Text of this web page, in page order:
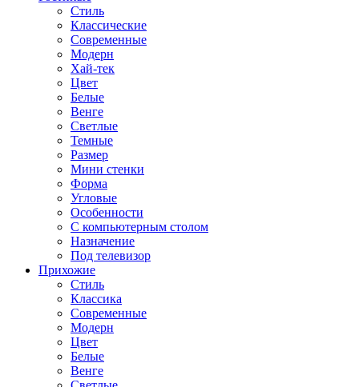
Стиль
Классические
Современные
Модерн
Хай-тек
Цвет
Белые
Венге
Светлые
Темные
Размер
Мини стенки
Форма
Угловые
Особенности
С компьютерным столом
Назначение
Под телевизор
Прихожие
Стиль
Классика
Современные
Модерн
Цвет
Белые
Венге